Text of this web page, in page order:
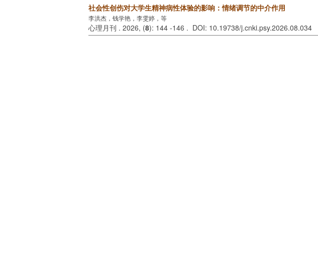
社会性创伤对大学生精神病性体验的影响：情绪调节的中介作用
李洪杰，钱学艳，李雯婷，等
心理月刊 . 2026, (8): 144 -146 . DOI: 10.19738/j.cnki.psy.2026.08.034